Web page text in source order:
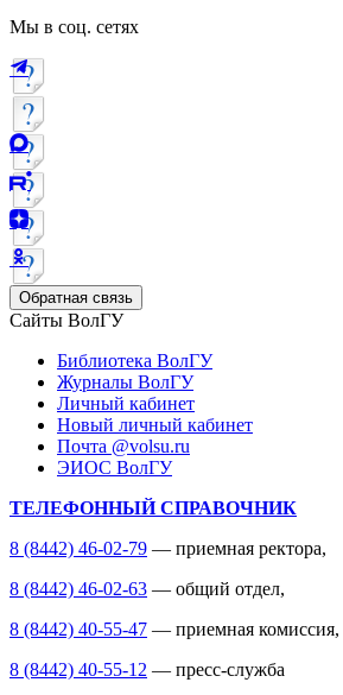
Мы в соц. сетях
Обратная связь
Сайты ВолГУ
Библиотека ВолГУ
Журналы ВолГУ
Личный кабинет
Новый личный кабинет
Почта @volsu.ru
ЭИОС ВолГУ
ТЕЛЕФОННЫЙ СПРАВОЧНИК
8 (8442) 46-02-79 — приемная ректора,
8 (8442) 46-02-63 — общий отдел,
8 (8442) 40-55-47 — приемная комиссия,
8 (8442) 40-55-12 — пресс-служба